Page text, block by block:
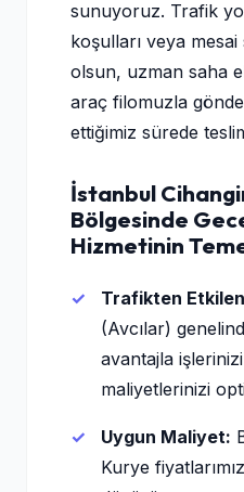
sunuyoruz. Trafik
koşulları veya
olsun, uzman saha
araç filomuzla
ettiğimiz sürede
İstanbul
Bölgesinde
Hizmetinin
Trafikten
(Avcılar)
avantajla işlerinizi
maliyetlerinizi
Uygun Maliyet:
Kurye